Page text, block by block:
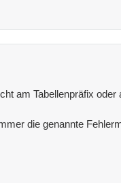
am Tabellenpräfix
die genannte